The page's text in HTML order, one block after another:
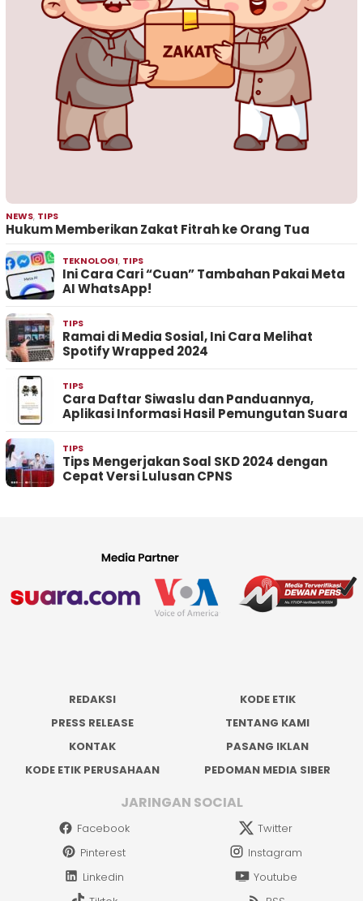
NEWS, TIPS
Hukum Memberikan Zakat Fitrah ke Orang Tua
TEKNOLOGI, TIPS
Ini Cara Cari “Cuan” Tambahan Pakai Meta
AI WhatsApp!
TIPS
Ramai di Media Sosial, Ini Cara Melihat
Spotify Wrapped 2024
TIPS
Cara Daftar Siwaslu dan Panduannya,
Aplikasi Informasi Hasil Pemungutan Suara
TIPS
Tips Mengerjakan Soal SKD 2024 dengan
Cepat Versi Lulusan CPNS
REDAKSI
KODE ETIK
PRESS RELEASE
TENTANG KAMI
KONTAK
PASANG IKLAN
KODE ETIK PERUSAHAAN
PEDOMAN MEDIA SIBER
JARINGAN SOCIAL
Facebook
Twitter
Pinterest
Instagram
Linkedin
Youtube